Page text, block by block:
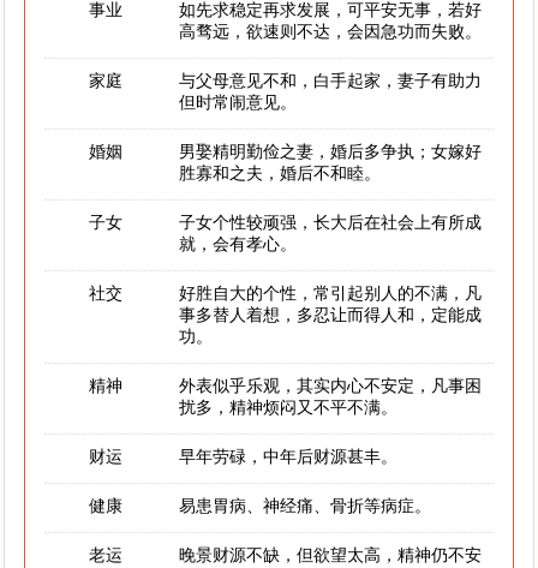
事业
如先求稳定再求发展，可平安无事，若好
高骛远，欲速则不达，会因急功而失败。
家庭
与父母意见不和，白手起家，妻子有助力
但时常闹意见。
婚姻
男娶精明勤俭之妻，婚后多争执；女嫁好
胜寡和之夫，婚后不和睦。
子女
子女个性较顽强，长大后在社会上有所成
就，会有孝心。
社交
好胜自大的个性，常引起别人的不满，凡
事多替人着想，多忍让而得人和，定能成
功。
精神
外表似乎乐观，其实内心不安定，凡事困
扰多，精神烦闷又不平不满。
财运 早年劳碌，中年后财源甚丰。
健康 易患胃病、神经痛、骨折等病症。
老运 晚景财源不缺，但欲望太高，精神仍不安